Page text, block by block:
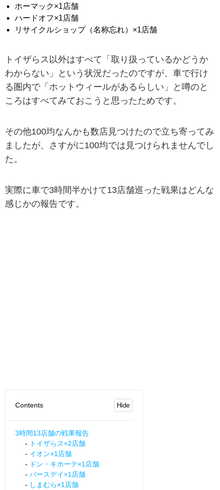
ホーマック×1店舗
ハードオフ×1店舗
リサイクルショップ（名称忘れ）×1店舗
トイザらス以外はすべて「取り扱っているかどうか
わからない」という状況だったのですが、車で行け
る圏内で「ホットウィールがあるらしい」と噂のと
ころはすべてみておこうと思ったためです。
その他100均なんかも数店見つけたので立ち寄ってみ
ましたが、さすがに100均では見つけられませんでし
た。
実際に車で3時間半かけて13店舗巡った戦果はどんな
感じかの報告です。
Contents
3時間13店舗の戦果報告
トイザらス×2店舗
イオン×1店舗
ドン・キホーテ×1店舗
バースデイ×1店舗
しまむら×1店舗